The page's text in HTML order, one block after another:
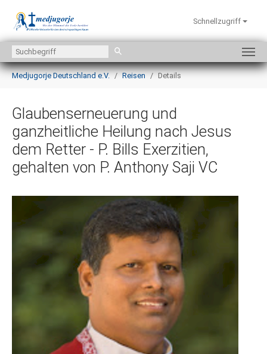
Zum Hauptinhalt springen
Schnellzugriff
Sie sind hier:
Medjugorje Deutschland e.V.
Reisen Details
Glaubenserneuerung und
ganzheitliche Heilung nach Jesus
dem Retter - P. Bills Exerzitien,
gehalten von P. Anthony Saji VC